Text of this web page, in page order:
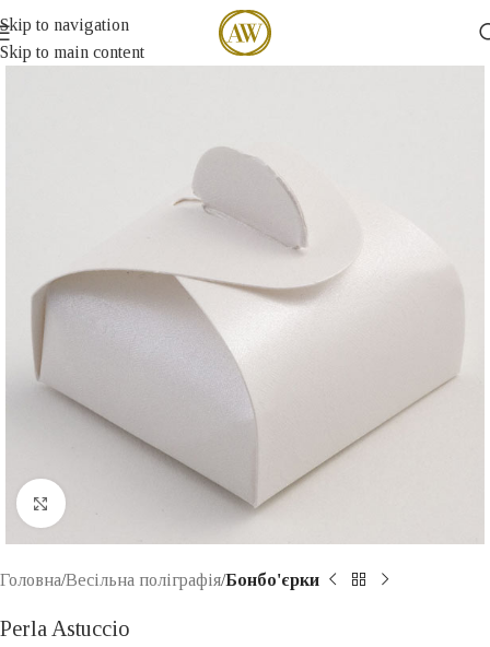
Skip to navigation
Skip to main content
Click to enlarge
Головна Весільна поліграфія Бонбо'єрки
Perla Astuccio